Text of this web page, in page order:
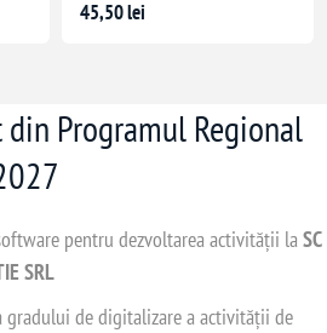
45,50 lei
Programul Regional
pentru dezvoltarea activității laSC
SRL
gradului de digitalizare a activității de